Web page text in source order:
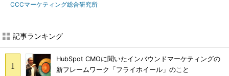
CCCマーケティング総合研究所
記事ランキング
HubSpot CMOに聞いたインバウンドマーケティングの
新フレームワーク「フライホイール」のこと